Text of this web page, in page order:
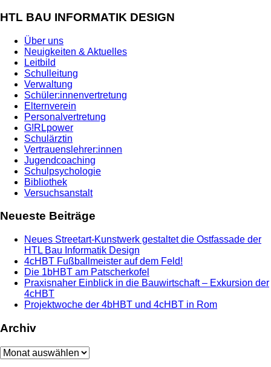
HTL BAU INFORMATIK DESIGN
Über uns
Neuigkeiten & Aktuelles
Leitbild
Schulleitung
Verwaltung
Schüler:innenvertretung
Elternverein
Personalvertretung
G!RLpower
Schulärztin
Vertrauenslehrer:innen
Jugendcoaching
Schulpsychologie
Bibliothek
Versuchsanstalt
Neueste Beiträge
Neues Streetart-Kunstwerk gestaltet die Ostfassade der
HTL Bau Informatik Design
4cHBT Fußballmeister auf dem Feld!
Die 1bHBT am Patscherkofel
Praxisnaher Einblick in die Bauwirtschaft – Exkursion der
4cHBT
Projektwoche der 4bHBT und 4cHBT in Rom
Archiv
Archiv